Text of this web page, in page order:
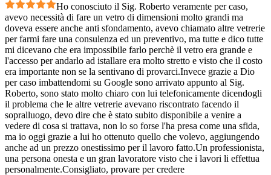
Ho conosciuto il Sig. Roberto veramente per caso,
avevo necessità di fare un vetro di dimensioni molto grandi ma
doveva essere anche anti sfondamento, avevo chiamato altre vetrerie
per farmi fare una consulenza ed un preventivo, ma tutte e dico tutte
mi dicevano che era impossibile farlo perchè il vetro era grande e
l'accesso per andarlo ad istallare era molto stretto e visto che il costo
era importante non se la sentivano di provarci.Invece grazie a Dio
per caso imbattendomi su Google sono arrivato appunto al Sig.
Roberto, sono stato molto chiaro con lui telefonicamente dicendogli
il problema che le altre vetrerie avevano riscontrato facendo il
sopralluogo, devo dire che è stato subito disponibile a venire a
vedere di cosa si trattava, non lo so forse l'ha presa come una sfida,
ma io oggi grazie a lui ho ottenuto quello che volevo, aggiungendo
anche ad un prezzo onestissimo per il lavoro fatto.Un professionista,
una persona onesta e un gran lavoratore visto che i lavori li effettua
personalmente.Consigliato, provare per credere